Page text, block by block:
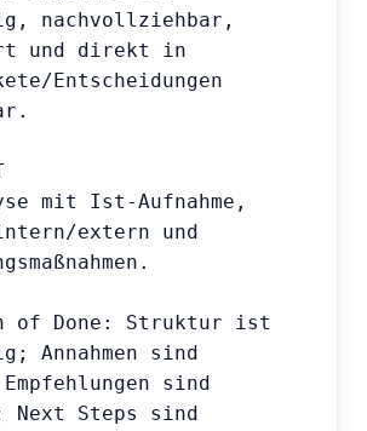
nachvollziehbar,
und direkt in
Entscheidungen
mit Ist-Aufnahme,
extern und
of Done: Struktur ist
Annahmen sind
sind
Next Steps sind